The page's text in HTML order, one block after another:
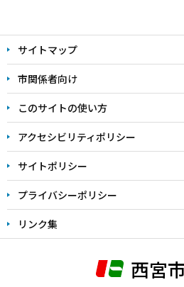
文
こ
こ
ま
で
サイトマップ
市関係者向け
このサイトの使い方
アクセシビリティポリシー
サイトポリシー
プライバシーポリシー
リンク集
西宮